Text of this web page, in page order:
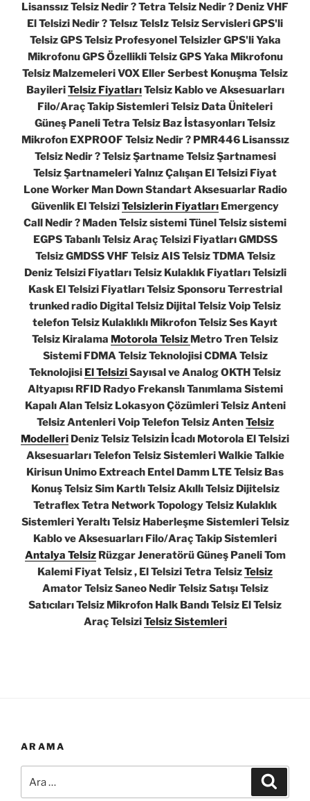
Lisanssız Telsiz Nedir ? Tetra Telsiz Nedir ? Deniz VHF
El Telsizi Nedir ? Telsız TelsIz Telsiz Servisleri GPS'li
Telsiz GPS Telsiz Profesyonel Telsizler GPS'li Yaka
Mikrofonu GPS Özellikli Telsiz GPS Yaka Mikrofonu
Telsiz Malzemeleri VOX Eller Serbest Konuşma Telsiz
BayileriTelsiz FiyatlarıTelsiz Kablo ve Aksesuarları
Filo/Araç Takip Sistemleri Telsiz Data Üniteleri
Güneş Paneli Tetra Telsiz Baz İstasyonları Telsiz
Mikrofon EXPROOF Telsiz Nedir ? PMR446 Lisanssız
Telsiz Nedir ? Telsiz Şartname Telsiz Şartnamesi
Telsiz Şartnameleri Yalnız Çalışan El Telsizi Fiyat
Lone Worker Man Down Standart Aksesuarlar Radio
Güvenlik El TelsiziTelsizlerin Fiyatları Emergency
Call Nedir ? Maden Telsiz sistemi Tünel Telsiz sistemi
EGPS Tabanlı Telsiz Araç Telsizi Fiyatları GMDSS
Telsiz GMDSS VHF Telsiz AIS Telsiz TDMA Telsiz
Deniz Telsizi Fiyatları Telsiz Kulaklık Fiyatları Telsizli
Kask El Telsizi Fiyatları Telsiz Sponsoru Terrestrial
trunked radio Digital Telsiz Dijital Telsiz Voip Telsiz
telefon Telsiz Kulaklıklı Mikrofon Telsiz Ses Kayıt
Telsiz Kiralama Motorola Telsiz Metro Tren Telsiz
Sistemi FDMA Telsiz Teknolojisi CDMA Telsiz
Teknolojisi El TelsiziSayısal ve Analog OKTH Telsiz
Altyapısı RFID Radyo Frekanslı Tanımlama Sistemi
Kapalı Alan Telsiz Lokasyon Çözümleri Telsiz Anteni
Telsiz Antenleri Voip Telefon Telsiz AntenTelsiz
Modelleri Deniz Telsiz Telsizin İcadı Motorola El Telsizi
Aksesuarları Telefon Telsiz Sistemleri Walkie Talkie
Kirisun Unimo Extreach Entel Damm LTE Telsiz Bas
Konuş Telsiz Sim Kartlı Telsiz Akıllı Telsiz Dijitelsiz
Tetraflex Tetra Network Topology Telsiz Kulaklık
Sistemleri Yeraltı Telsiz Haberleşme Sistemleri Telsiz
Kablo ve Aksesuarları Filo/Araç Takip Sistemleri
Antalya TelsizRüzgar Jeneratörü Güneş Paneli Tom
Kalemi Fiyat Telsiz , El Telsizi Tetra TelsizTelsiz
Amator Telsiz Saneo Nedir Telsiz Satışı Telsiz
Satıcıları Telsiz Mikrofon Halk Bandı Telsiz El Telsiz
Araç TelsiziTelsiz Sistemleri
ARAMA